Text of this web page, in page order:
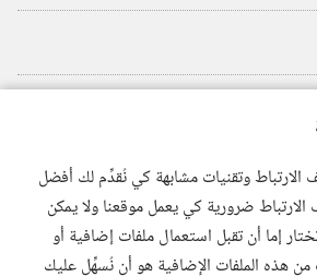
وتقنيات مشابهة كي نُقدِّم لك أفضل
ضرورية كي يعمل موقعنا ولا يمكن
إما أن تقبل استعمال ملفات إضافية أو
هذه الملفات الإضافية هو أن نُسهِّل عليك